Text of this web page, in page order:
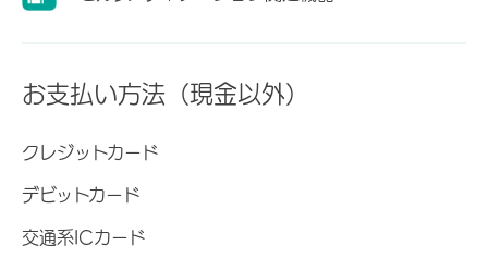
お支払い方法（現金以外）
クレジットカード
デビットカード
交通系ICカード